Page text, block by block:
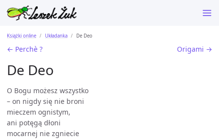
Książki online Układanka De Deo
← Perchè ? Origami →
De Deo
O Bogu możesz wszystko
– on nigdy się nie broni
mieczem ognistym,
ani potęgą dłoni
mocarnej nie zgniecie